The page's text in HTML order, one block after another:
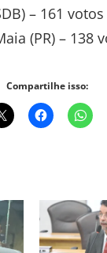
– 161 votos
(PR) – 138
Compartilhe isso: